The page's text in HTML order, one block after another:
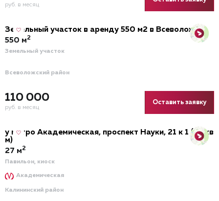
руб. в месяц
Земельный участок в аренду 550 м2 в Всеволожске
Земельный участок
Всеволожский район
110 000
руб. в месяц
550 м2
Оставить заявку
у метро Академическая, проспект Науки, 21 к 1 (27 кв
м)
Павильон, киоск
Академическая
Калининский район
27 м2